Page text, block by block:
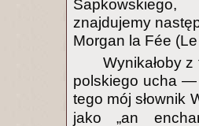
znajdujemy
Morgan la Fée
Wynikałoby
polskiego ucha —
tego mój słownik
jako „an